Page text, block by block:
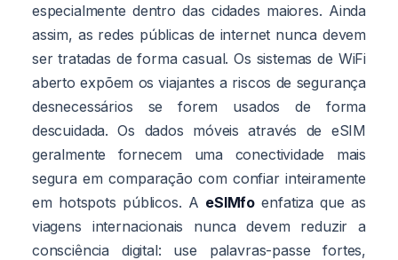
especialmente dentro das cidades maiores. Ainda
assim, as redes públicas de internet nunca devem
ser tratadas de forma casual. Os sistemas de WiFi
aberto expõem os viajantes a riscos de segurança
desnecessários se forem usados de forma
descuidada. Os dados móveis através de eSIM
geralmente fornecem uma conectividade mais
segura em comparação com confiar inteiramente
em hotspots públicos. A eSIMfo enfatiza que as
viagens internacionais nunca devem reduzir a
consciência digital: use palavras-passe fortes,